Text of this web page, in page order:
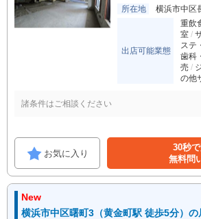
所在地
横浜市中区
出店可能業態
重飲
室
ステ
歯科
売
の他
諸条件はご相談ください
お気に入り
30秒で
無料問
New
横浜市中区曙町3（黄金町駅 徒歩5分）